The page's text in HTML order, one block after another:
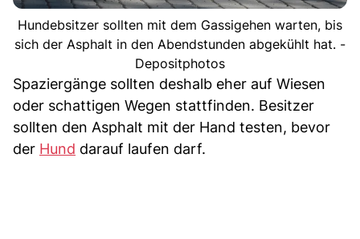
Hundebsitzer sollten mit dem Gassigehen warten, bis
sich der Asphalt in den Abendstunden abgekühlt hat. -
Depositphotos
Spaziergänge sollten deshalb eher auf Wiesen
oder schattigen Wegen stattfinden. Besitzer
sollten den Asphalt mit der Hand testen, bevor
der Hund darauf laufen darf.